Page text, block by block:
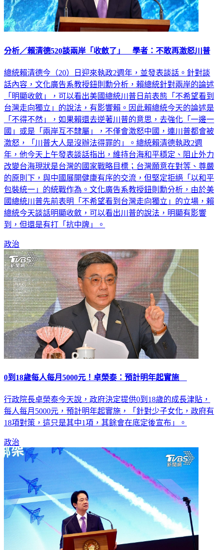
分析／賴清德520談兩岸「收斂了」 學者：不敢再激怒川普
總統賴清德今（20）日迎來執政2週年，並發表談話。針對談
話內容，文化廣告系教授鈕則勳分析，賴總統針對兩岸的論述
「明顯收斂」，可以看出美國總統川普日前表態「不希望看到
台灣走向獨立」的說法，有影響賴。因此賴總統今天的論述是
「不得不然」，如果賴還去逆著川普的意思，去強化「一邊一
國」或是「兩岸互不隸屬」，不僅會激怒中國，連川普都會被
激怒，「川普大人是沒辦法得罪的」。總統賴清德執政2週
年，他今天上午發表談話指出，維持台海和平穩定、阻止外力
改變台海現狀是台灣的國家戰略目標；台灣願意在對等、尊嚴
的原則下，與中國展開健康有序的交流，但堅定拒絕「以和平
包裝統一」的統戰作為。文化廣告系教授鈕則勳分析，由於美
國總統川普先前表明「不希望看到台灣走向獨立」的立場，賴
總統今天談話明顯收斂，可以看出川普的說法，明顯有影響
到，但還是有打「抗中牌」。
政治
0到18歲每人每月5000元！卓榮泰：預計明年起實施
行政院長卓榮泰今天說，政府決定提供0到18歲的成長津貼，
每人每月5000元，預計明年起實施，「針對少子女化，政府有
18項對策，這只是其中1項，其餘會在底定後宣布」。
政治